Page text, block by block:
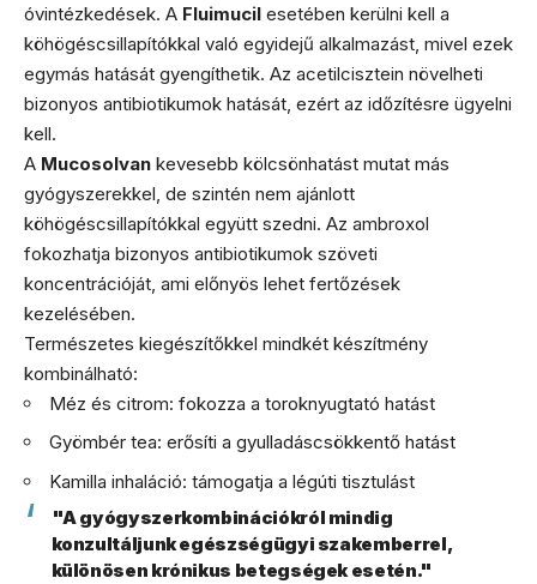
óvintézkedések. A Fluimucil esetében kerülni kell a
köhögéscsillapítókkal való egyidejű alkalmazást, mivel ezek
egymás hatását gyengíthetik. Az acetilcisztein növelheti
bizonyos antibiotikumok hatását, ezért az időzítésre ügyelni
kell.
A Mucosolvan kevesebb kölcsönhatást mutat más
gyógyszerekkel, de szintén nem ajánlott
köhögéscsillapítókkal együtt szedni. Az ambroxol
fokozhatja bizonyos antibiotikumok szöveti
koncentrációját, ami előnyös lehet fertőzések
kezelésében.
Természetes kiegészítőkkel mindkét készítmény
kombinálható:
Méz és citrom: fokozza a toroknyugtató hatást
Gyömbér tea: erősíti a gyulladáscsökkentő hatást
Kamilla inhaláció: támogatja a légúti tisztulást
"A gyógyszerkombinációkról mindig
konzultáljunk egészségügyi szakemberrel,
különösen krónikus betegségek esetén."